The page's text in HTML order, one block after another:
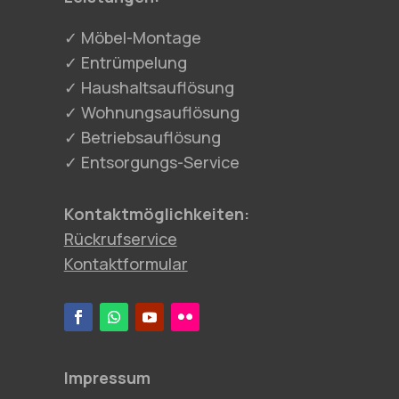
✓ Möbel-Montage
✓ Entrümpelung
✓ Haushaltsauflösung
✓ Wohnungsauflösung
✓ Betriebsauflösung
✓ Entsorgungs-Service
Kontaktmöglichkeiten:
Rückrufservice
Kontaktformular
Impressum